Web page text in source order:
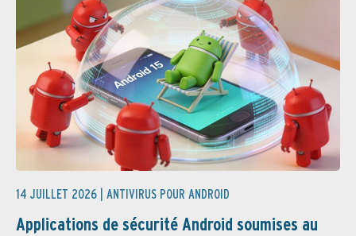
14 JUILLET 2026 | ANTIVIRUS POUR ANDROID
Applications de sécurité Android soumises au